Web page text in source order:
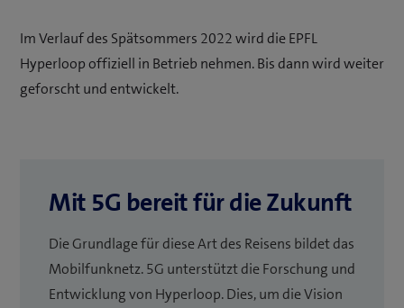
Im Verlauf des Spätsommers 2022 wird die EPFL
Hyperloop offiziell in Betrieb nehmen. Bis dann wird weiter
geforscht und entwickelt.
Mit 5G bereit für die Zukunft
Die Grundlage für diese Art des Reisens bildet das
Mobilfunknetz. 5G unterstützt die Forschung und
Entwicklung von Hyperloop. Dies, um die Vision